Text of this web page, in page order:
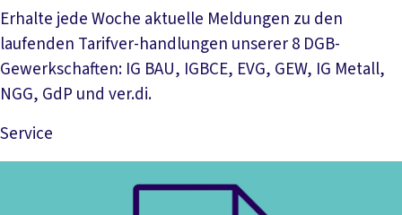
Erhalte jede Woche aktuelle Meldungen zu den
laufenden Tarifver-handlungen unserer 8 DGB-
Gewerkschaften: IG BAU, IGBCE, EVG, GEW, IG Metall,
NGG, GdP und ver.di.
Service